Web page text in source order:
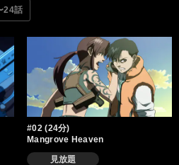
24話
#02 (24分)
Mangrove Heaven
見放題